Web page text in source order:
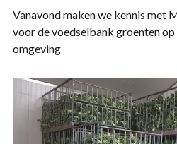
Vanavond maken we kennis met
voor de voedselbank groenten
omgeving